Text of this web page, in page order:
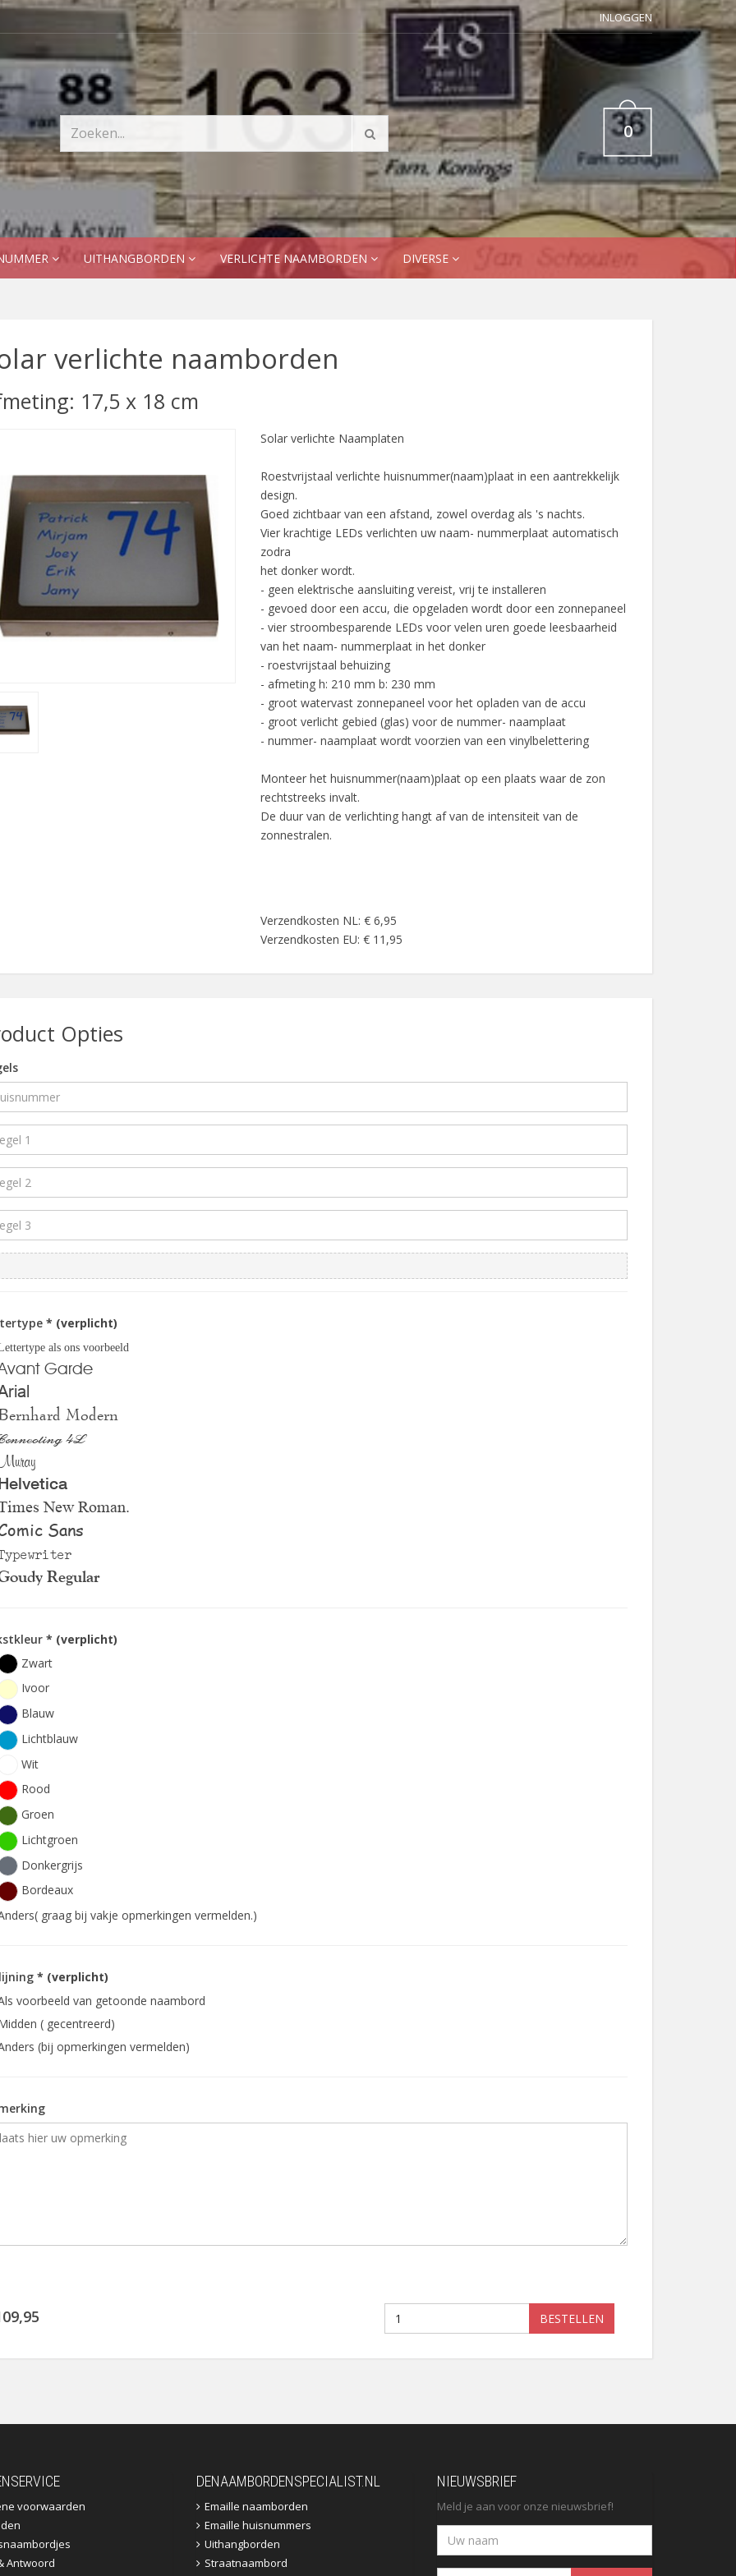
INLOGGEN
0
UITHANGBORDEN VERLICHTE NAAMBORDEN DIVERSE
verlichte naamborden
17,5 x 18 cm
Solar verlichte Naamplaten
Roestvrijstaal verlichte huisnummer(naam)plaat in een aantrekkelijk
design.
Goed zichtbaar van een afstand, zowel overdag als 's nachts.
Vier krachtige LEDs verlichten uw naam- nummerplaat automatisch
zodra
het donker wordt.
- geen elektrische aansluiting vereist, vrij te installeren
- gevoed door een accu, die opgeladen wordt door een zonnepaneel
- vier stroombesparende LEDs voor velen uren goede leesbaarheid
van het naam- nummerplaat in het donker
- roestvrijstaal behuizing
- afmeting h: 210 mm b: 230 mm
- groot watervast zonnepaneel voor het opladen van de accu
- groot verlicht gebied (glas) voor de nummer- naamplaat
- nummer- naamplaat wordt voorzien van een vinylbelettering
Monteer het huisnummer(naam)plaat op een plaats waar de zon
rechtstreeks invalt.
De duur van de verlichting hangt af van de intensiteit van de
zonnestralen.
Verzendkosten NL: € 6,95
Verzendkosten EU: € 11,95
Opties
* (verplicht)
als ons voorbeeld
Garde
Modern
4L
New Roman.
Sans
Regular
* (verplicht)
Zwart
Ivoor
Blauw
Lichtblauw
Wit
Rood
Groen
Lichtgroen
Donkergrijs
Bordeaux
graag bij vakje opmerkingen vermelden.)
* (verplicht)
voorbeeld van getoonde naambord
( gecentreerd)
(bij opmerkingen vermelden)
BESTELLEN
voorwaarden
Antwoord
DENAAMBORDENSPECIALIST.NL
Emaille naamborden
Emaille huisnummers
Uithangborden
Straatnaambord
NIEUWSBRIEF
Meld je aan voor onze nieuwsbrief!